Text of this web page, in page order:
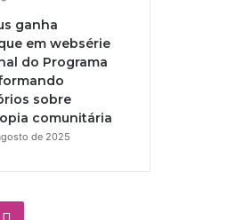
ganha
em websérie
do Programa
sobre
comunitária
de 2025